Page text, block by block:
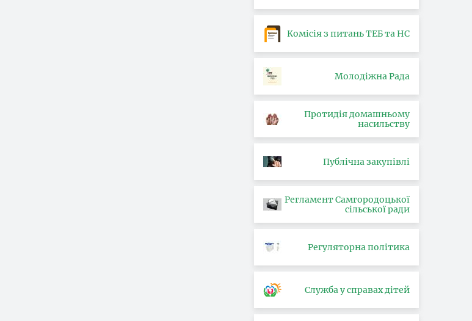
Комісія з питань ТЕБ та НС
Молодіжна Рада
Протидія домашньому
насильству
Публічна закупівлі
Регламент Самгородоцької
сільської ради
Регуляторна політика
Служба у справах дітей